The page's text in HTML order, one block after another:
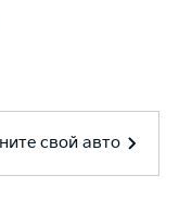
свой авто